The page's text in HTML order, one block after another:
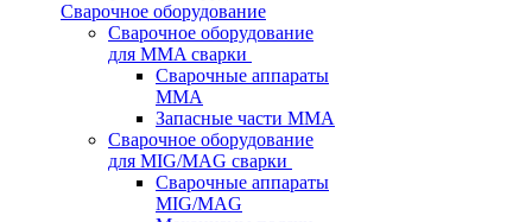
Сварочное оборудование
Сварочное оборудование
для MMA сварки
Сварочные аппараты
MMA
Запасные части MMA
Сварочное оборудование
для MIG/MAG сварки
Сварочные аппараты
MIG/MAG